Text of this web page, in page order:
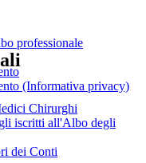
Chirurghi
iscritti all'Albo degli
dei Conti
professionale
(Informativa privacy)